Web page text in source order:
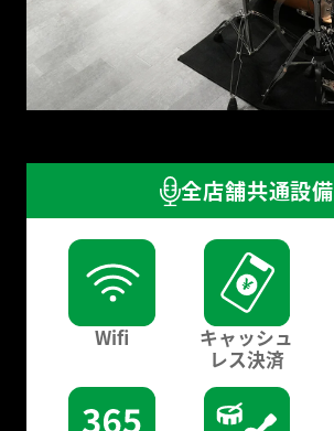
全店舗共通設備
Wifi
キャッシュ
レス決済